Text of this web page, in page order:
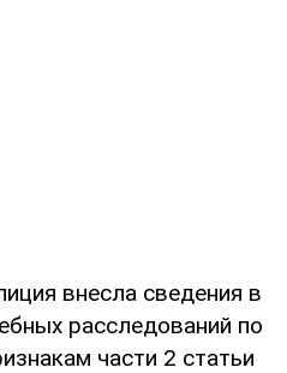
внесла сведения в
расследований по
части 2 статьи